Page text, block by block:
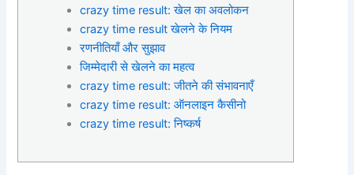
crazy time result: खेल का अवलोकन
crazy time result खेलने के नियम
रणनीतियाँ और सुझाव
जिम्मेदारी से खेलने का महत्व
crazy time result: जीतने की संभावनाएँ
crazy time result: ऑनलाइन कैसीनो
crazy time result: निष्कर्ष